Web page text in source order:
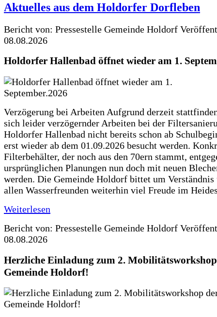
Aktuelles aus dem Holdorfer Dorfleben
Bericht von: Pressestelle Gemeinde Holdorf
08.08.2026
Holdorfer Hallenbad öffnet wieder am 1.
Verzögerung bei Arbeiten Aufgrund derzeit
sich leider verzögernder Arbeiten bei der
Holdorfer Hallenbad nicht bereits schon ab
erst wieder ab dem 01.09.2026 besucht werden.
Filterbehälter, der noch aus den 70ern stammt,
ursprünglichen Planungen nun doch mit neuen
werden. Die Gemeinde Holdorf bittet um Verständnis
allen Wasserfreunden weiterhin viel Freude im
Weiterlesen
Bericht von: Pressestelle Gemeinde Holdorf
08.08.2026
Herzliche Einladung zum 2.
Gemeinde Holdorf!